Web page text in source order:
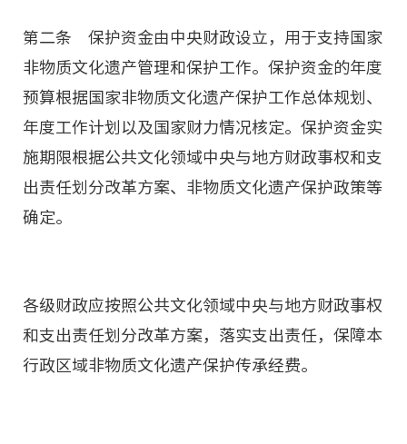
第二条 保护资金由中央财政设立，用于支持国家
非物质文化遗产管理和保护工作。保护资金的年度
预算根据国家非物质文化遗产保护工作总体规划、
年度工作计划以及国家财力情况核定。保护资金实
施期限根据公共文化领域中央与地方财政事权和支
出责任划分改革方案、非物质文化遗产保护政策等
确定。
各级财政应按照公共文化领域中央与地方财政事权
和支出责任划分改革方案，落实支出责任，保障本
行政区域非物质文化遗产保护传承经费。